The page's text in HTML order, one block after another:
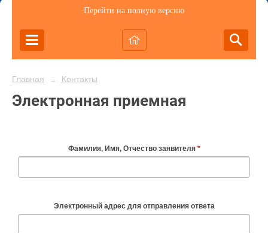
Перейти на полную версию
Главная → Контакты
Электронная приемная
Фамилия, Имя, Отчество заявителя *
Электронный адрес для отправления ответа